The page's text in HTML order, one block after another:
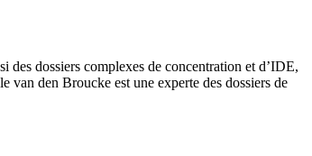
dossiers complexes de concentration et d’IDE,
van den Broucke est une experte des dossiers de